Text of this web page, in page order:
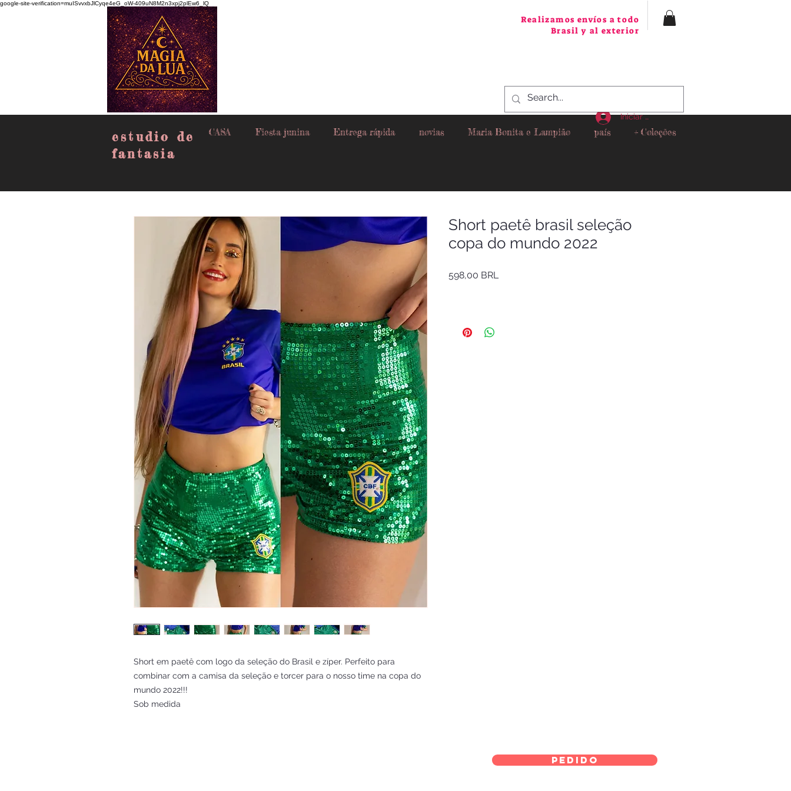
google-site-verification=muISvvxbJlCyqe4eG_oW-409uN8M2n3xpj2plEw6_lQ
Realizamos envíos a todo
Brasil y al exterior
estudio de
fantasia
CASA Fiesta junina Entrega rápida novias Maria Bonita e Lampião país + Coleções
Iniciar sesión
Short em paetê com logo da seleção do Brasil e zíper. Perfeito para
combinar com a camisa da seleção e torcer para o nosso time na copa do
mundo 2022!!!
Sob medida
Short paetê brasil seleção
copa do mundo 2022
598,00 BRL
pedido